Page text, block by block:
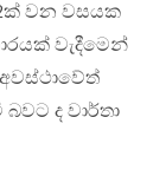
වන වසයක
වැදීමෙන්
ද වාර්තා